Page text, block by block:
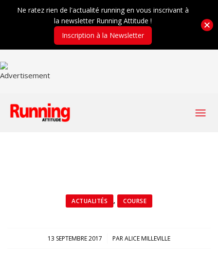
ACTUALITÉS , COURSE
13 SEPTEMBRE 2017
/ PARALICE MILLEVILLE
Ne ratez rien de l'actualité running en vous inscrivant à
la newsletter Running Attitude !
Inscription à la Newsletter